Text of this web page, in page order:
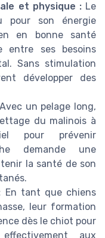
et physique :Le
pour son énergie
en bonne santé
entre ses besoins
Sans stimulation
développer des
un pelage long,
du malinois à
pour prévenir
demande une
la santé de son
En tant que chiens
leur formation
dès le chiot pour
aux